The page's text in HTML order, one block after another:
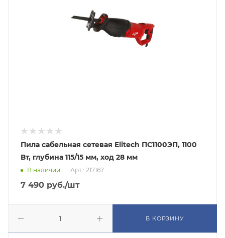
Пила сабельная сетевая Elitech ПС1100ЭП, 1100
Вт, глубина 115/15 мм, ход 28 мм
В наличии Арт.: 217167
7 490 руб./шт
В КОРЗИНУ